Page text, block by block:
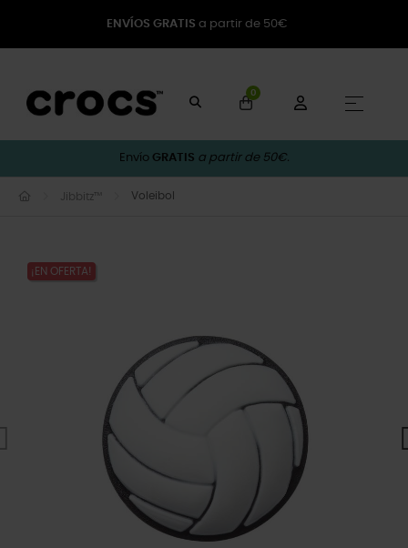
ENVÍOS GRATIS a partir de 50€
0
☰
Envío GRATIS a partir de 50€.
Jibbitz™ Voleibol
¡EN OFERTA!